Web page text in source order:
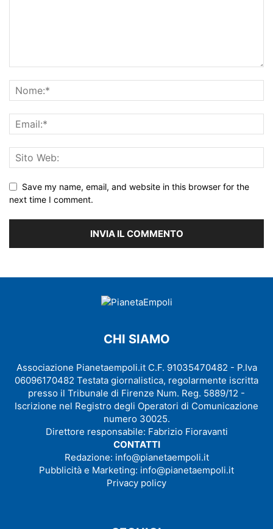
Save my name, email, and website in this browser for the
next time I comment.
CHI SIAMO
Associazione Pianetaempoli.it C.F. 91035470482 - P.Iva
06096170482 Testata giornalistica, regolarmente iscritta
presso il Tribunale di Firenze Num. Reg. 5889/12 -
Iscrizione nel Registro degli Operatori di Comunicazione
numero 30025.
Direttore responsabile: Fabrizio Fioravanti
CONTATTI
Redazione: info@pianetaempoli.it
Pubblicità e Marketing: info@pianetaempoli.it
Privacy policy